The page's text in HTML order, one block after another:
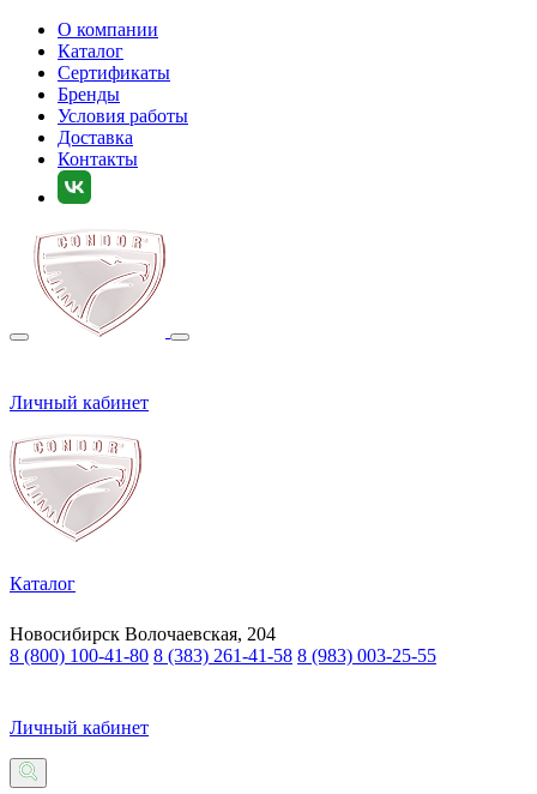
О компании
Каталог
Сертификаты
Бренды
Условия работы
Доставка
Контакты
Личный кабинет
Каталог
Новосибирск Волочаевская, 204
8 (800) 100-41-80 8 (383) 261-41-58 8 (983) 003-25-55
Личный кабинет